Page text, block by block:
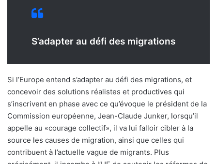
S’adapter au défi des migrations
Si l’Europe entend s’adapter au défi des migrations, et
concevoir des solutions réalistes et productives qui
s’inscrivent en phase avec ce qu’évoque le président de la
Commission européenne, Jean-Claude Junker, lorsqu’il
appelle au «courage collectif», il va lui falloir cibler à la
source les causes de migration, ainsi que celles qui
contribuent à l’actuelle vague de migrants. Plus